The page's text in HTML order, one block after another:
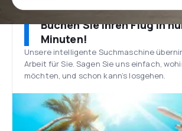
Buchen Sie Ihren Flug in
Minuten!
Unsere intelligente Suchmaschine
Arbeit für Sie. Sagen Sie uns einfach,
möchten, und schon kann’s losgehen.